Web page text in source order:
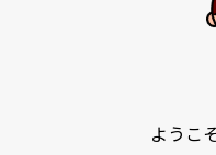
ようこ